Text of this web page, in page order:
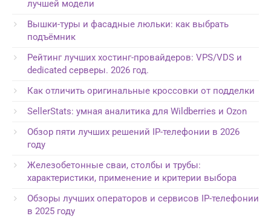
лучшей модели
Вышки-туры и фасадные люльки: как выбрать
подъёмник
Рейтинг лучших хостинг-провайдеров: VPS/VDS и
dedicated серверы. 2026 год.
Как отличить оригинальные кроссовки от подделки
SellerStats: умная аналитика для Wildberries и Ozon
Обзор пяти лучших решений IP-телефонии в 2026
году
Железобетонные сваи, столбы и трубы:
характеристики, применение и критерии выбора
Обзоры лучших операторов и сервисов IP-телефонии
в 2025 году